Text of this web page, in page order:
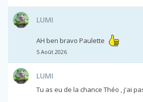
LUMI
AH ben bravo Paulette
5 Août 2026
LUMI
Tu as eu de la chance Théo , j'ai